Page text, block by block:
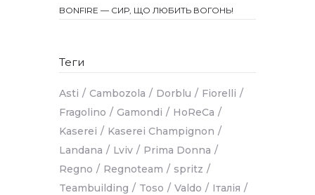
BONFIRE — СИР, ЩО ЛЮБИТЬ ВОГОНЬ!
Теги
Asti Cambozola Dorblu
Fiorelli
Fragolino
Gamondi
HoReCa
Kaserei
Kaserei Champignon
Landana
Lviv
Prima Donna
Regno
Regnoteam
spritz
Teambuilding
Toso Valdo
Італія